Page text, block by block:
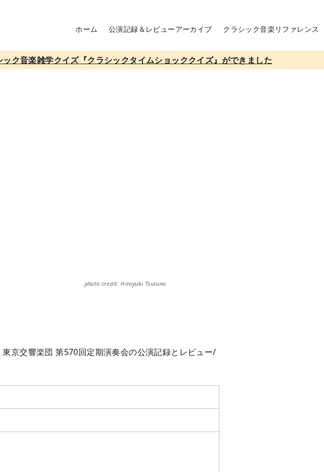
ホーム 公演記録＆レビューアーカイブ クラシック音楽リファレンス
ック音楽雑学クイズ『クラシックタイムショッククイズ』ができました
photo credit: Hiroyuki Tsuruno
京交響楽団 第570回定期演奏会の公演記録とレビュー/